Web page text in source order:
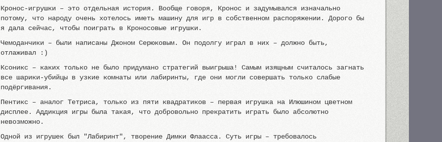
Кронос-игрушки – это отдельная история. Вообще говоря, Кронос и задумывался изначально
потому, что народу очень хотелось иметь машину для игр в собственном распоряжении. Дорого бы
я дала сейчас, чтобы поиграть в Кроносовые игрушки.
Чемоданчики – были написаны Джоном Серюковым. Он подолгу играл в них – должно быть,
отлаживал :)
Ксоникс – каких только не было придумано стратегий выигрыша! Самым изящным считалось загнать
все шарики-убийцы в узкие комнаты или лабиринты, где они могли совершать только слабые
подёргивания.
Пентикс – аналог Тетриса, только из пяти квадратиков – первая игрушка на Илюшином цветном
дисплее. Аддикция игры была такая, что добровольно прекратить играть было абсолютно
невозможно.
Одной из игрушек был "Лабиринт", творение Димки Флаасса. Суть игры – требовалось